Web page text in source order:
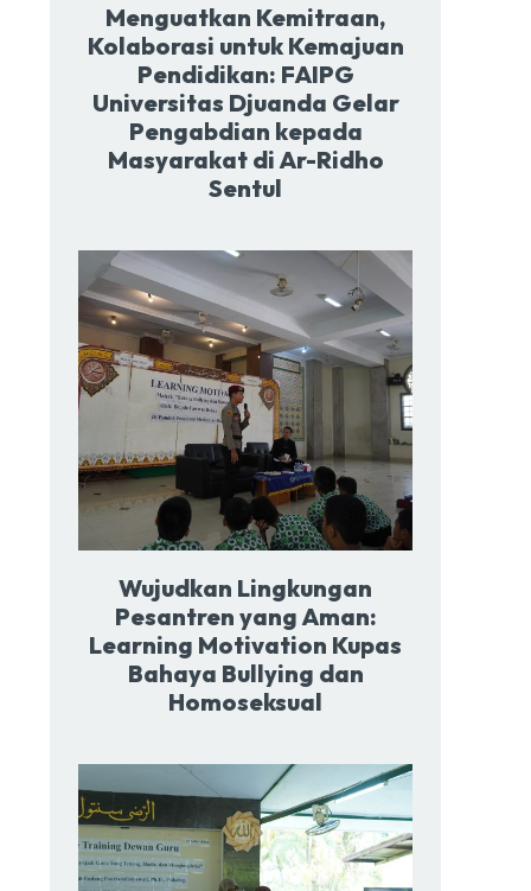
Menguatkan Kemitraan,
Kolaborasi untuk Kemajuan
Pendidikan: FAIPG
Universitas Djuanda Gelar
Pengabdian kepada
Masyarakat di Ar-Ridho
Sentul
Wujudkan Lingkungan
Pesantren yang Aman:
Learning Motivation Kupas
Bahaya Bullying dan
Homoseksual